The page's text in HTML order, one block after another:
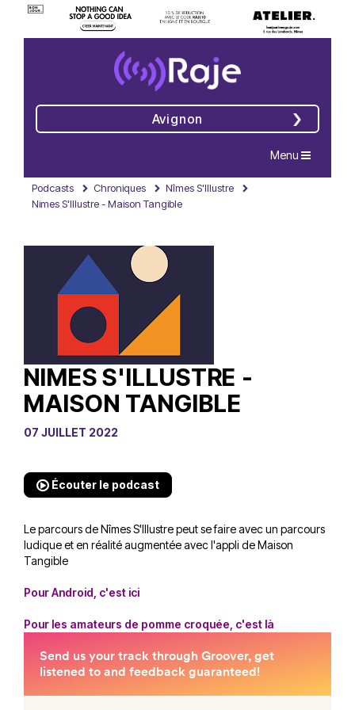
Avignon
Navigation
Menu
Podcasts Chroniques
Nîmes S'Illustre
Nimes S'Illustre - Maison Tangible
NIMES S'ILLUSTRE -
MAISON TANGIBLE
07 JUILLET 2022
Écouter le podcast
Le parcours de Nîmes S'Illustre peut se faire avec un parcours
ludique et en réalité augmentée avec l'appli de Maison
Tangible
Pour Android, c'est ici
Pour les amateurs de pomme croquée, c'est là